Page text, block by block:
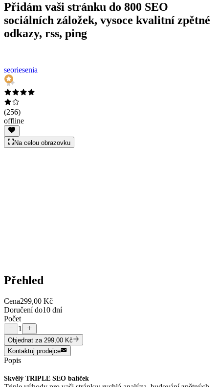
Přidám vaši stránku do 800 SEO
sociálních záložek, vysoce kvalitní zpětné
odkazy, rss, ping
seoriesenia
(256)
offline
Na celou obrazovku
Přehled
Cena299,00 Kč
Doručení do10 dní
Počet
1
Objednat za 299,00 Kč
Kontaktuj prodejce
Popis
Skvělý TRIPLE SEO balíček